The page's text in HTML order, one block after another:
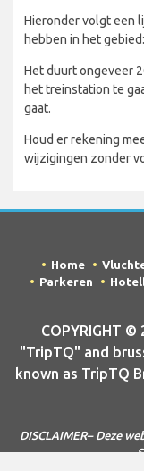
Hieronder volgt een
hebben in het
Het duurt ongeveer
het treinstation te
gaat.
Houd er rekening
wijzigingen zonder
Home
Parkeren
COPYRIGHT
"TripTQ" and
known as TripTQ
DISCLAIMER– Deze